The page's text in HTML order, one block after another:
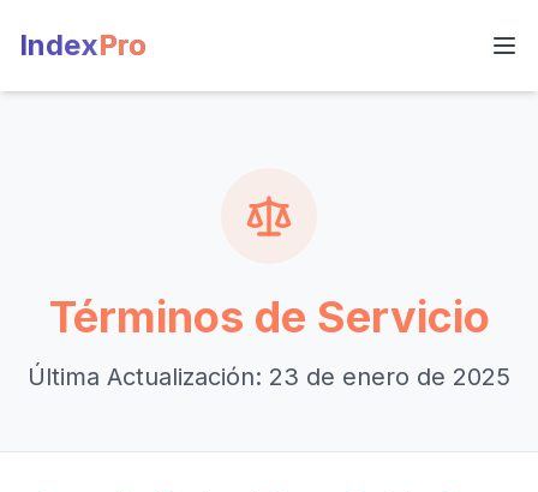
IndexPro
Términos de Servicio
Última Actualización: 23 de enero de 2025